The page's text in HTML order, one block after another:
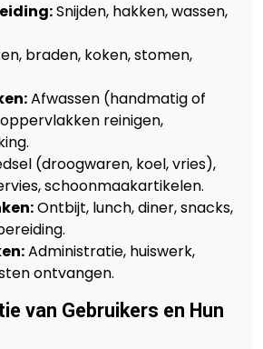
Snijden, hakken, wassen,
braden, koken, stomen,
Afwassen (handmatig of
reinigen,
(droogwaren, koel, vries),
schoonmaakartikelen.
Ontbijt, lunch, diner, snacks,
Administratie, huiswerk,
ontvangen.
van Gebruikers en Hun